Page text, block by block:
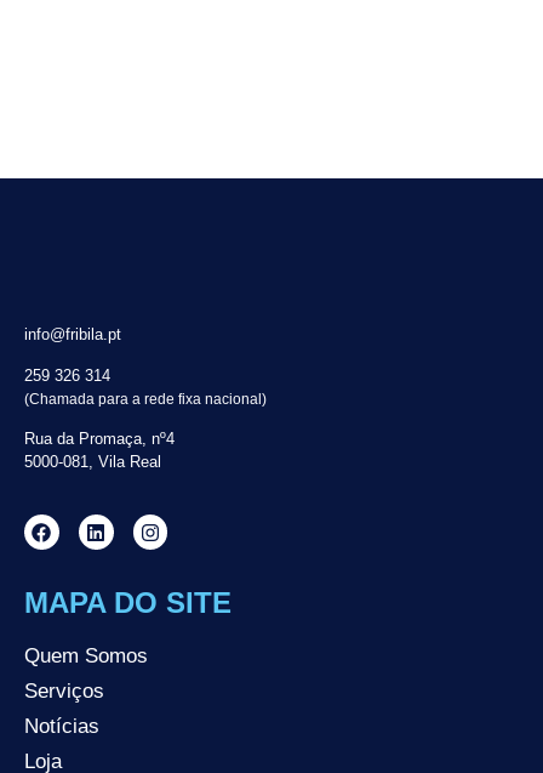
info@fribila.pt
259 326 314
(Chamada para a rede fixa nacional)
Rua da Promaça, nº4
5000-081, Vila Real
MAPA DO SITE
Quem Somos
Serviços
Notícias
Loja